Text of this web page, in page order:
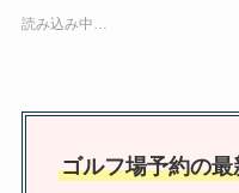
読み込み中…
ゴルフ場予約の